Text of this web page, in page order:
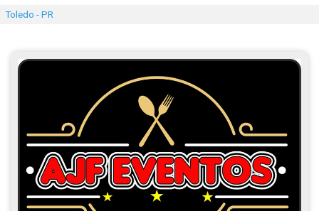
Toledo - PR